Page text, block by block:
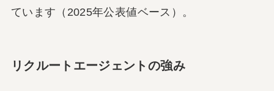
ています（2025年公表値ベース）。
リクルートエージェントの強み